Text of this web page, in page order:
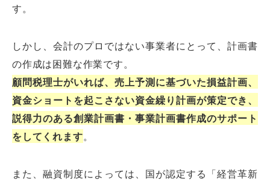
す。
しかし、会計のプロではない事業者にとって、計画書
の作成は困難な作業です。
顧問税理士がいれば、売上予測に基づいた損益計画、
資金ショートを起こさない資金繰り計画が策定でき、
説得力のある創業計画書・事業計画書作成のサポート
をしてくれます。
また、融資制度によっては、国が認定する「経営革新